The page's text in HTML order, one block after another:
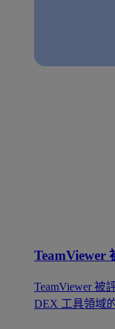
TeamViewer
TeamViewer 被
DEX 工具領域